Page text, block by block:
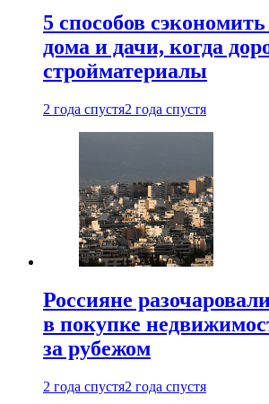
5 способов
дома и дачи, когда
стройматериалы
2 года спустя2 года спустя
Россияне
в покупке
за рубежом
2 года спустя2 года спустя